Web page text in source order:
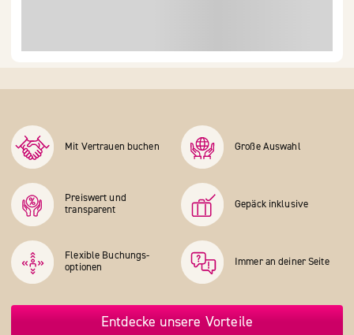
Mit Vertrauen buchen Große Auswahl
Preiswert und
transparent
Gepäck inklusive
Flexible Buchungs­
optionen
Immer an deiner Seite
Entdecke unsere Vorteile